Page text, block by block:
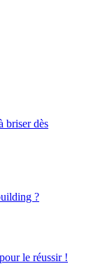
briser dès
?
le réussir !